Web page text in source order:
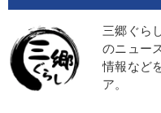
三郷ぐら
のニュー
情報など
ア。